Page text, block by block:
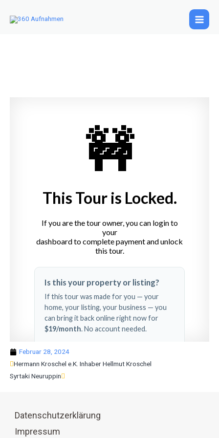
Februar 28, 2024
Hermann Kroschel e.K. Inhaber Hellmut Kroschel
Syrtaki Neuruppin
Datenschutzerklärung
Impressum